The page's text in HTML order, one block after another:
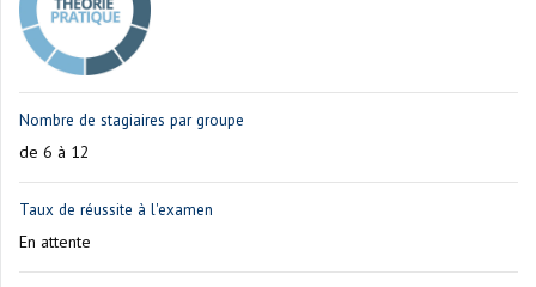
Nombre de stagiaires par groupe
de 6 à 12
Taux de réussite à l'examen
En attente